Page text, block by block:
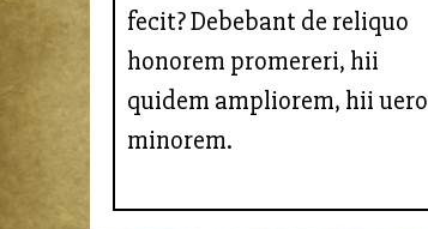
fecit? Debebant de reliquo
honorem promereri, hii
quidem ampliorem, hii uero
minorem.